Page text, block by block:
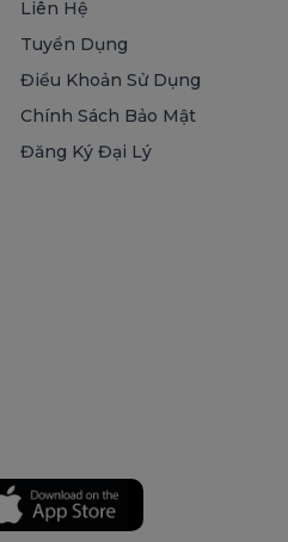
Liên Hệ
Tuyển Dụng
Điều Khoản Sử Dụng
Chính Sách Bảo Mật
Đăng Ký Đại Lý